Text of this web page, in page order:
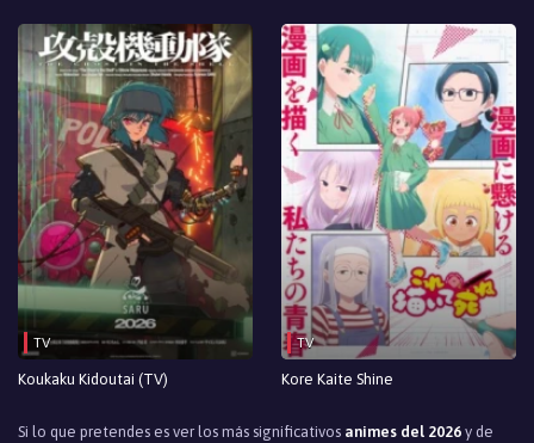
Episodio 2
Episodio 1
TV
Koukaku Kidoutai (TV)
TV
Kore Kaite Shine
Si lo que pretendes es ver los más significativos animes del 2026 y de